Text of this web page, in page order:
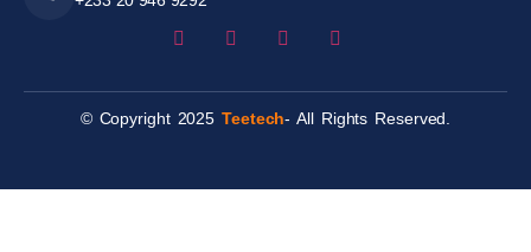
© Copyright 2025Teetech- All Rights Reserved.